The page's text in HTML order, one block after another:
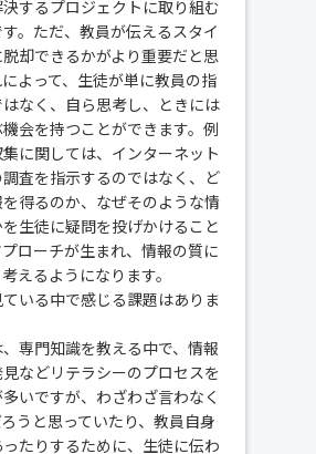
するプロジェクトに取り組む
。ただ、教員が伝えるスタイ
却できるかがより重要だと思
よって、生徒が単に教員の指
なく、自ら思考し、ときには
会を持つことができます。例
に関しては、インターネット
査を指示するのではなく、ど
得るのか、なぜそのような情
生徒に疑問を投げかけること
ローチが生まれ、情報の質に
えるようになります。
見ている中で感じる課題はありま
専門知識を教える中で、情報
などリテラシーのプロセスを
いですが、わざわざ言わなく
うと思っていたり、教員自身
たりするために、生徒に伝わ